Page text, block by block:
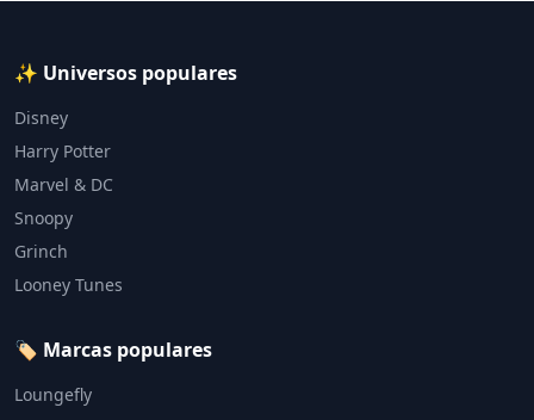
✨ Universos populares
Disney
Harry Potter
Marvel & DC
Snoopy
Grinch
Looney Tunes
🏷️ Marcas populares
Loungefly